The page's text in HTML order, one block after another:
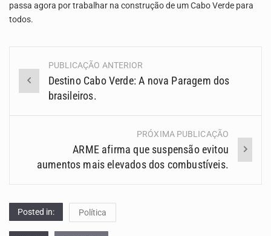
passa agora por trabalhar na construção de um Cabo Verde para
todos.
Navegação
(Posts)
PUBLICAÇÃO ANTERIOR
Destino Cabo Verde: A nova Paragem dos
brasileiros.
PRÓXIMA PUBLICAÇÃO
ARME afirma que suspensão evitou
aumentos mais elevados dos combustíveis.
Posted in: Política